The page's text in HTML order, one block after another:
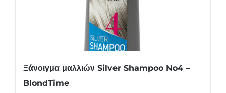
Ξάνοιγμα μαλλιών Silver Shampoo No4 –
BlondTime